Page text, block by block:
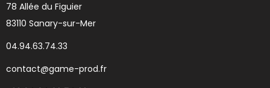
78 Allée du Figuier
83110 Sanary-sur-Mer
04.94.63.74.33
contact@game-prod.fr